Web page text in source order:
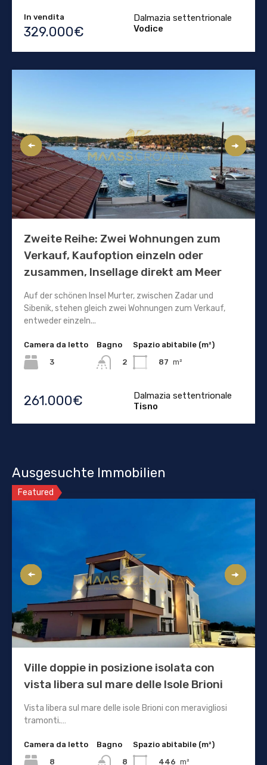
In vendita
329.000€
Dalmazia settentrionale
Vodice
Zweite Reihe: Zwei Wohnungen zum
Verkauf, Kaufoption einzeln oder
zusammen, Insellage direkt am Meer
Auf der schönen Insel Murter, zwischen Zadar und
Sibenik, stehen gleich zwei Wohnungen zum Verkauf,
entweder einzeln...
Camera da letto
3
Bagno
2
Spazio abitabile (m²)
87 m²
261.000€
Dalmazia settentrionale
Tisno
Ausgesuchte Immobilien
Featured
Ville doppie in posizione isolata con
vista libera sul mare delle Isole Brioni
Vista libera sul mare delle isole Brioni con meravigliosi
tramonti.…
Camera da letto
8
Bagno
8
Spazio abitabile (m²)
446 m²